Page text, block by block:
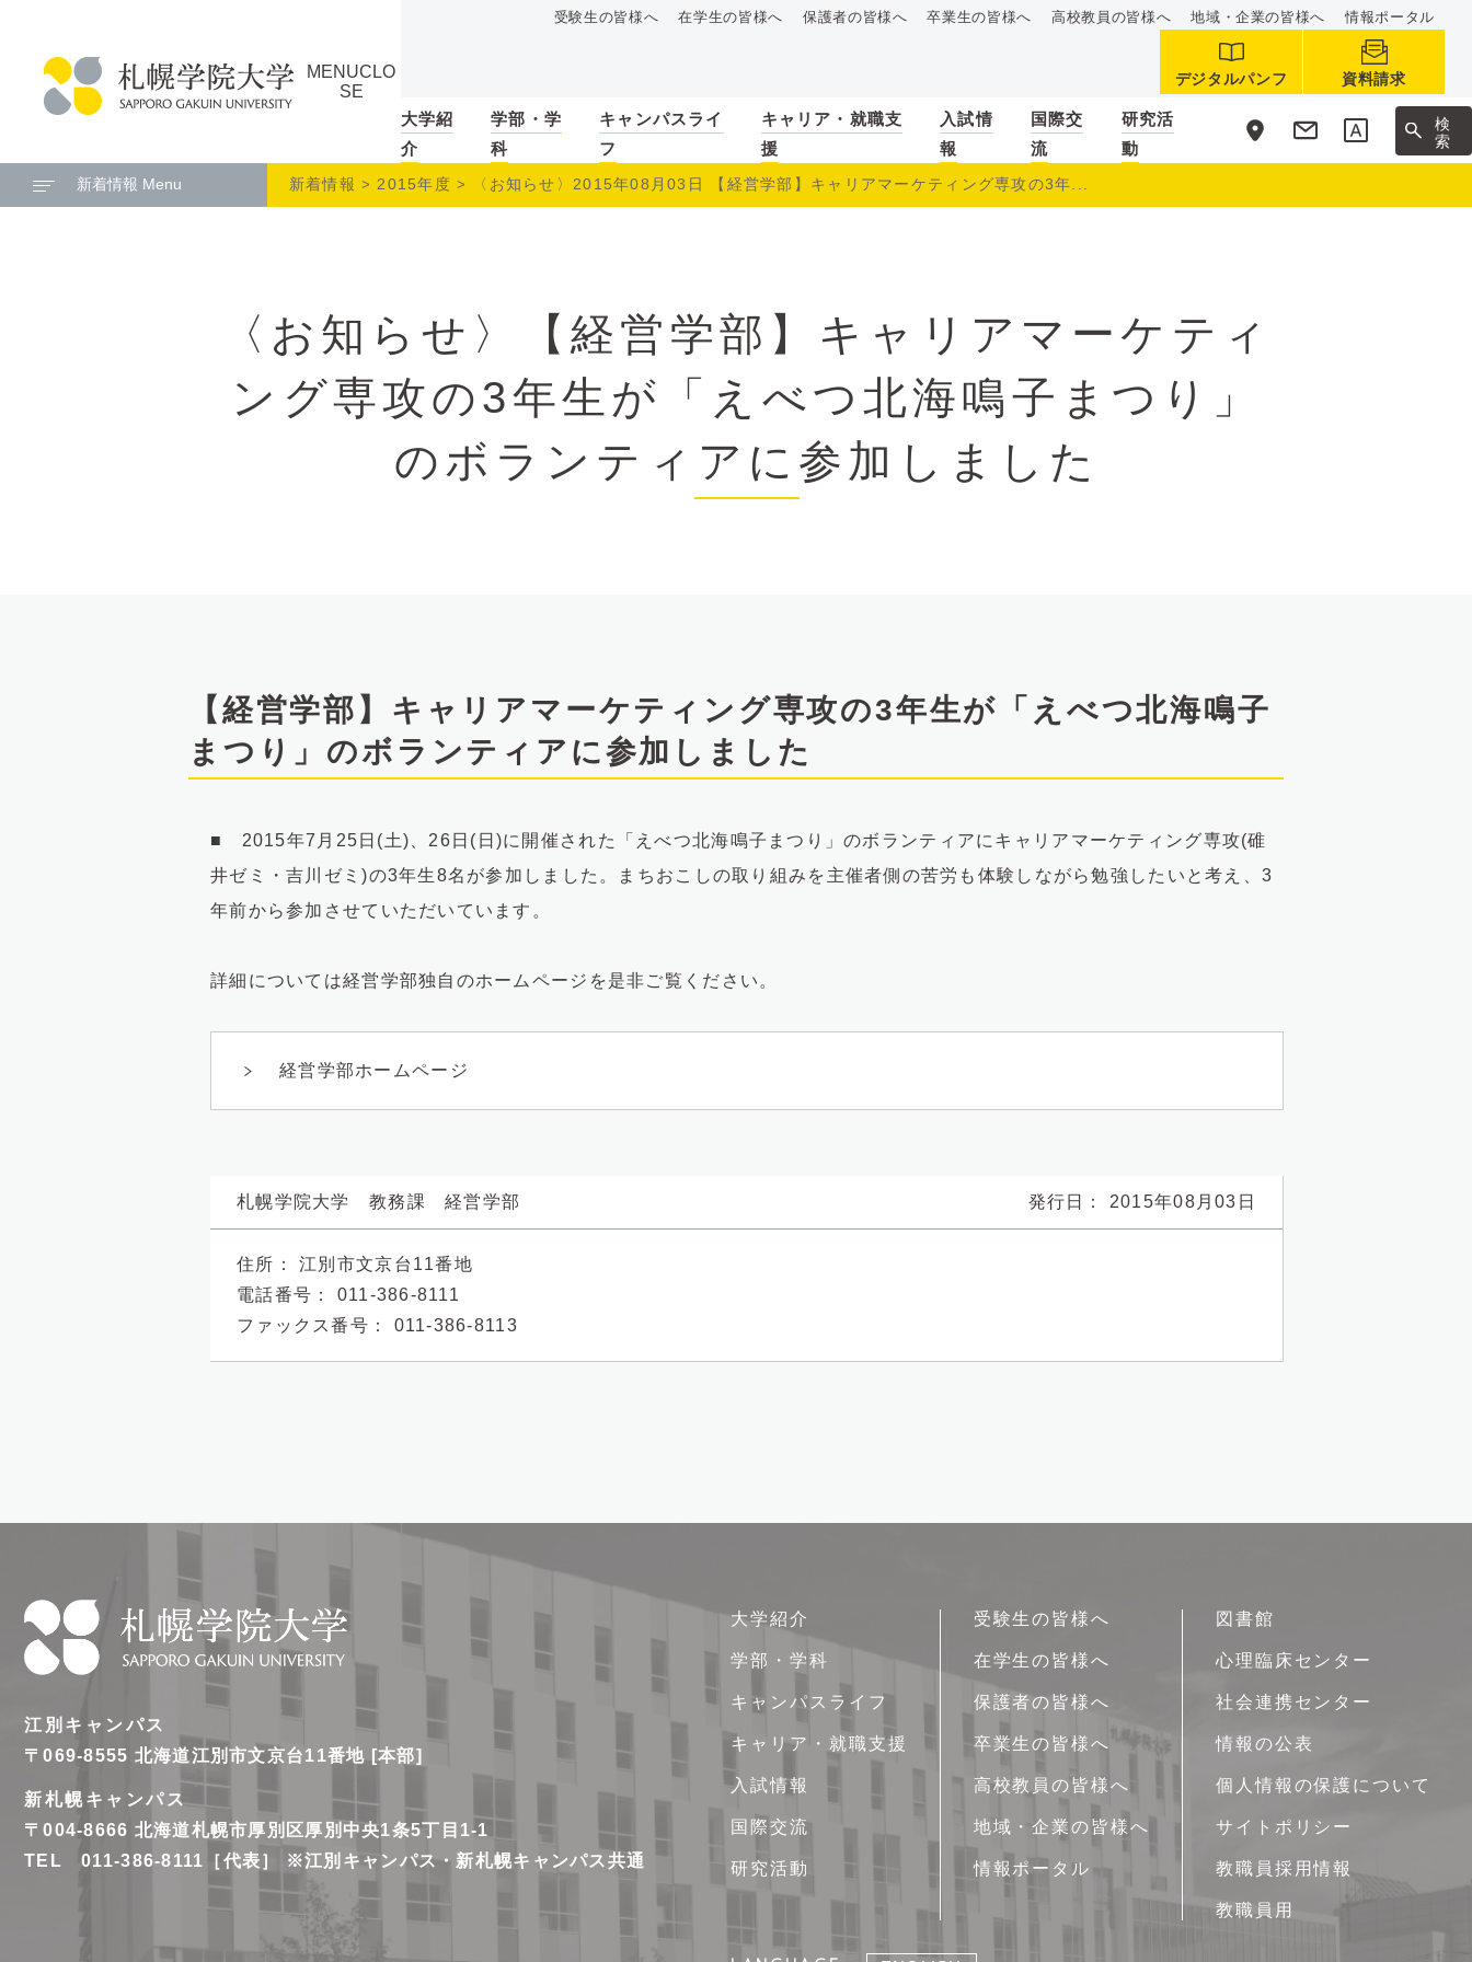
ュ
幌
学
MENUCLO
SE
受験生の皆様へ 在学生の皆様へ 保護者の皆様へ 卒業生の皆様へ 高校教員の皆様へ 地域・企業の皆様へ 情報ポータル
デジタルパンフ 資料請求
大学紹
介
学部・学
科
キャンパスライ
フ
キャリア・就職支
援
入試情
報
国際交
流
研究活
動
サ
イ
ト
内
検
索
新着情報 Menu 新着情報 2015年度 〈お知らせ〉2015年08月03日 【経営学部】キャリアマーケティング専攻の3年...
〈お知らせ〉【経営学部】キャリアマーケティ
ング専攻の3年生が「えべつ北海鳴子まつり」
のボランティアに参加しました
【経営学部】キャリアマーケティング専攻の3年生が「えべつ北海鳴子
まつり」のボランティアに参加しました
■ 2015年7月25日(土)、26日(日)に開催された「えべつ北海鳴子まつり」のボランティアにキャリアマーケティング専攻(碓
井ゼミ・吉川ゼミ)の3年生8名が参加しました。まちおこしの取り組みを主催者側の苦労も体験しながら勉強したいと考え、3
年前から参加させていただいています。
詳細については経営学部独自のホームページを是非ご覧ください。
経営学部ホームページ
発行日： 2015年08月03日
札幌学院大学 教務課 経営学部
住所：
江別市文京台11番地
電話番号：
011-386-8111
ファックス番号：
011-386-8113
幌
学
大
学
江別キャンパス
〒069-8555 北海道江別市文京台11番地 [本部]
新札幌キャンパス
〒004-8666 北海道札幌市厚別区厚別中央1条5丁目1-1
TEL 011-386-8111［代表］ ※江別キャンパス・新札幌キャンパス共通
サ
イ
マ
ッ
大学紹介
学部・学科
キャンパスライフ
キャリア・就職支援
入試情報
国際交流
研究活動
受験生の皆様へ
在学生の皆様へ
保護者の皆様へ
卒業生の皆様へ
高校教員の皆様へ
地域・企業の皆様へ
情報ポータル
図書館
心理臨床センター
社会連携センター
情報の公表
個人情報の保護について
サイトポリシー
教職員採用情報
教職員用
ッ